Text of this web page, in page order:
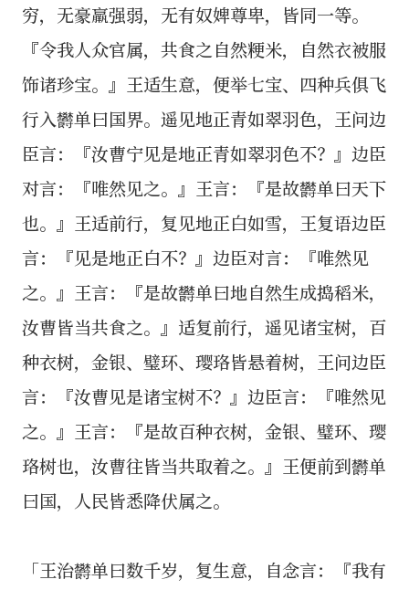
穷，无豪羸强弱，无有奴婢尊卑，皆同一等。
『令我人众官属，共食之自然粳米，自然衣被服
饰诸珍宝。』王适生意，便举七宝、四种兵俱飞
行入欝单曰国界。遥见地正青如翠羽色，王问边
臣言：『汝曹宁见是地正青如翠羽色不？』边臣
对言：『唯然见之。』王言：『是故欝单曰天下
也。』王适前行，复见地正白如雪，王复语边臣
言：『见是地正白不？』边臣对言：『唯然见
之。』王言：『是故欝单曰地自然生成捣稻米，
汝曹皆当共食之。』适复前行，遥见诸宝树，百
种衣树，金银、璧环、璎珞皆悬着树，王问边臣
言：『汝曹见是诸宝树不？』边臣言：『唯然见
之。』王言：『是故百种衣树，金银、璧环、璎
珞树也，汝曹往皆当共取着之。』王便前到欝单
曰国，人民皆悉降伏属之。
「王治欝单曰数千岁，复生意，自念言：『我有